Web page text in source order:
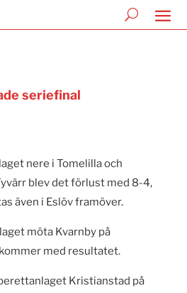
seriefinal
nere i Tomelilla och
blev det förlust med 8-4,
även i Eslöv framöver.
möta Kvarnby på
med resultatet.
Kristianstad på